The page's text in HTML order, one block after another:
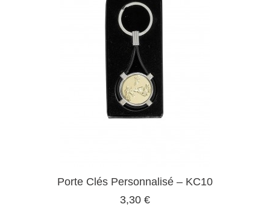
Porte Clés Personnalisé – KC10
3,30 €